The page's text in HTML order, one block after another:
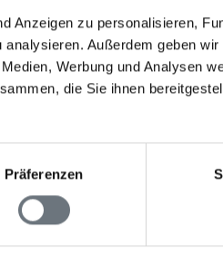
Anzeigen zu personalisieren,
Außerdem geben
Werbung und Analysen
die Sie ihnen
Präferenzen